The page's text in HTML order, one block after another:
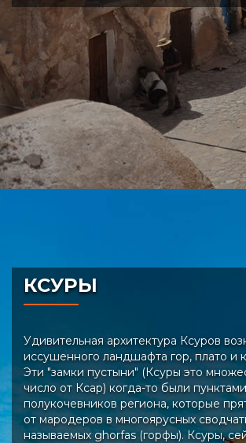
КСУРЫ
Удивительная архитектура Ксуров
иссушенного ландшафта гор, плато и
Эти "замки пустыни" (Ксуры это
число от Ксар) когда-то были
полукочевников региона, которые
от мародеров в многоярусных
называемых ghorfas (горфы). Ксуры,